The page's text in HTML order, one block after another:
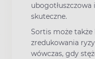
skuteczne.
Sortis może
zredukowania
wówczas, gdy